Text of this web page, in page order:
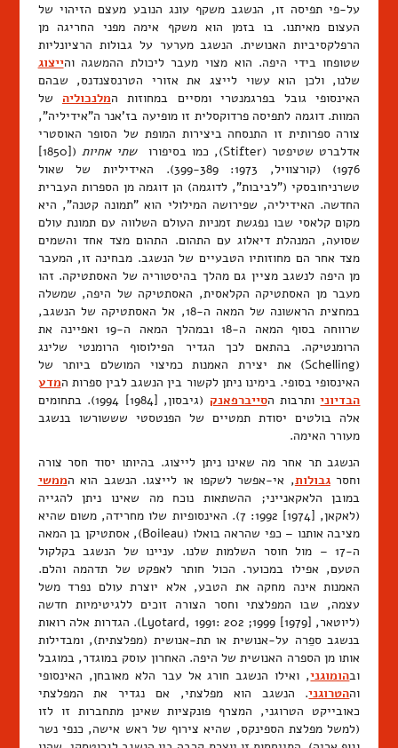
על-פי תפיסה זו, הנשגב משקף עונג הנובע מעצם הזיהוי של
העצום מאיתנו. בו בזמן הוא משקף אימה מפני החריגה מן
הרפלקסיביות האנושית. הנשגב מערער על גבולות הרציונליות
שטופחו בידי היפה. הוא מצוי מעבר ליכולת ההמשגה והייצוג
שלנו, ולכן הוא עשוי לייצג את אזורי הטרנסצנדנס, שבהם
האינסופי גובל בפרגמנטרי ומסיים במחוזות המלנכוליה של
המוות. דוגמה לתפיסה פרדוקסלית זו מופיעה בז'אנר ה"אידיליה",
צורה ספרותית זו התנסחה ביצירות המופת של הסופר האוסטרי
אדלברט שטיפטר (Stifter), כמו בסיפורו
שתי אחיות
([1850]
1976) (קורצוויל, 1973: 399-389). האידיליות של שאול
טשרניחובסקי ("לביבות", לדוגמה) הן דוגמה מן הספרות העברית
החדשה. האידיליה, שפירושה המילולי הוא "תמונה קטנה", היא
מקום קלאסי שבו נפגשת זמניות העולם השלווה עם תמונת עולם
שסועה, המנהלת דיאלוג עם התהום. התהום מצד אחד והשמים
מצד אחר הם מחוזותיו הטבעיים של הנשגב. מבחינה זו, המעבר
מן היפה לנשגב מציין גם מהלך בהיסטוריה של האסתטיקה. זהו
מעבר מן האסתטיקה הקלאסית, האסתטיקה של היפה, שמשלה
במחצית הראשונה של המאה ה-18, אל האסתטיקה של הנשגב,
שרווחה בסוף המאה ה-18 ובמהלך המאה ה-19 ואפיינה את
הרומנטיקה. בהתאם לכך הגדיר הפילוסוף הרומנטי שלינג
(Schelling) את יצירת האמנות כמיצוי המושלם ביותר של
האינסופי בסופי. בימינו ניתן לקשור בין הנשגב לבין ספרות המדע
הבדיוניותרבות הסייברפאנק
(גיבסון, [1984] 1994). בתחומים
אלה בולטים יסודת תמטיים של הפנטסטי שששורשו בנשגב
מעורר האימה.
הנשגב תר אחר מה שאינו ניתן לייצוג. בהיותו יסוד חסר צורה
וחסרגבולות, אי-אפשר לשקפו או לייצגו. הנשגב הוא הממשי
במובן הלאקאנייני; ההשתאות נוכח מה שאינו ניתן להגייה
(לאקאן, [1974] 1992: 7). האינסופיות שלו מחרידה, משום שהיא
מציבה אותנו – כפי שהראה בואלו (Boileau), אסתטיקן בן המאה
ה-17 – מול חוסר השלמות שלנו. עניינו של הנשגב בקלקול
הטעם, אפילו במכוער. הכול חותר לאפקט של תדהמה והלם.
האמנות אינה מחקה את הטבע, אלא יוצרת עולם נפרד משל
עצמה, שבו המפלצתי וחסר הצורה זוכים ללגיטימיות חדשה
(ליוטאר, [1979] 1999; Lyotard, 1991: 202). הגדרות אלה רואות
בנשגב ספֵרה על-אנושית או תת-אנושית (מפלצתית), ומבדילות
אותו מן הספרה האנושית של היפה. האחרון עוסק במוגדר, במוגבל
ובהומוגני, ואילו הנשגב חורג אל עבר הלא מאובחן, האינסופי
וההטרוגני. הנשגב הוא מפלצתי, אם נגדיר את המפלצתי
כאובייקט הטרוגני, המצרף פונקציות שאינן מתחברות זו לזו
(למשל מפלצת הספינקס, שהיא צירוף של ראש אישה, כנפי נשר